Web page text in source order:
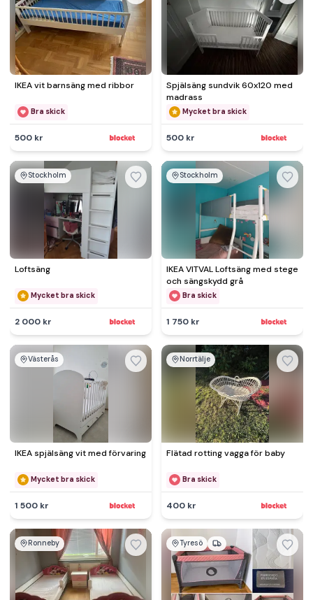
IKEA vit barnsäng med ribbor
Bra skick
500 kr
Spjälsäng sundvik 60x120 med
madrass
Mycket bra skick
500 kr
Stockholm
Loftsäng
Mycket bra skick
2 000 kr
Stockholm
IKEA VITVAL Loftsäng med stege
och sängskydd grå
Bra skick
1 750 kr
Västerås
IKEA spjälsäng vit med förvaring
Mycket bra skick
1 500 kr
Norrtälje
Flätad rotting vagga för baby
Bra skick
400 kr
Ronneby Tyresö